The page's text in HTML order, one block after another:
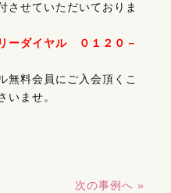
させていただいておりま
ーダイヤル ０１２０－
無料会員にご入会頂くこ
いませ。
次の事例へ »